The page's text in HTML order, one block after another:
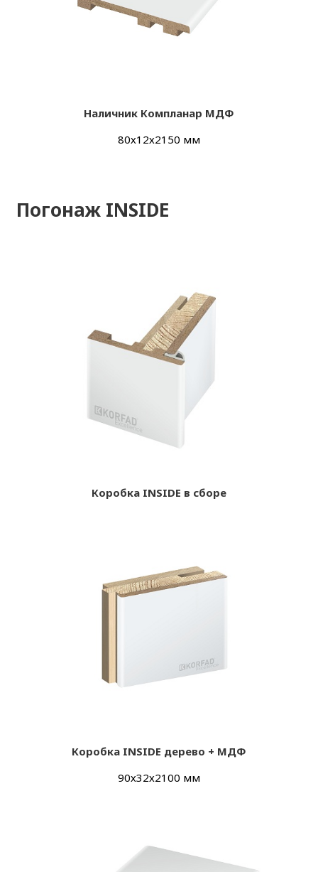
Наличник Компланар МДФ
80х12х2150 мм
Погонаж INSIDE
Коробка INSIDE в сборе
Коробка INSIDE дерево + МДФ
90х32х2100 мм